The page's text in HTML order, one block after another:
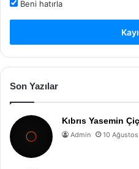
Beni hatırla
Son Yazılar
Kıbrıs Yasemin
Admin 10